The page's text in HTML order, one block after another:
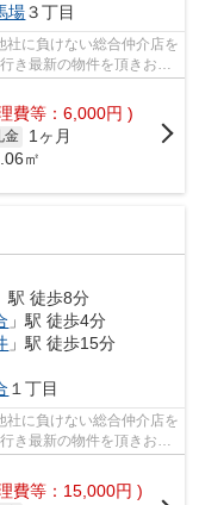
場３丁目
社に負けない総合仲介店を
き最新の物件を頂きお客
費等：6,000円 )
金
1ヶ月
㎡
駅 徒歩8分
」駅 徒歩4分
」駅 徒歩15分
１丁目
社に負けない総合仲介店を
き最新の物件を頂きお客
費等：15,000円 )